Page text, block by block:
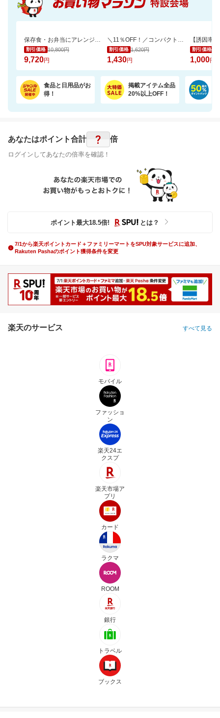
保存食・お弁当にアレンジ無限大！無添加調理＆常温保存可能ミートボール50袋セット
割引価格 10,800円
9,720円
＼11％OFF！／コンパクトな2倍巻き！キッチンペーパー 12ロール
割引価格 1,620円
1,430円
割引価格
1,000円
食品と日用品がお
得！
掲載アイテム全品
20%以上OFF！
あなたはポイント合計 ? 倍
ログインしてあなたの倍率を確認！
ポイント最大18.5倍! とは？
7/1から楽天ポイントカード＋ファミリーマートをSPU対象サービスに追加、
Rakuten Pashaのポイント獲得条件を変更
楽天のサービス すべて見る
モバイル
ファッショ
ン
楽天24エ
クスプ
楽天市場ア
プリ
カード
ラクマ
ROOM
銀行
トラベル
ブックス